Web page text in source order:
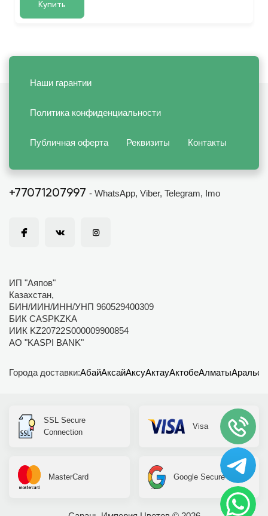
Купить
Наши гарантии
Политика конфиденциальности
Публичная оферта Реквизиты Контакты
+77071207997 - WhatsApp, Viber, Telegram, Imo
ИП "Аяпов"
Казахстан,
БИН/ИИН/ИНН/УНП 960529400309
БИК CASPKZKA
ИИК KZ20722S000009900854
АО "KASPI BANK"
Города доставки:АбайАксайАксуАктауАктобеАлматыАральск
SSL Secure
Connection
Visa
MasterCard Google Secure